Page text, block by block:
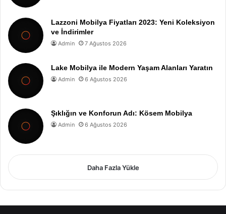
Lazzoni Mobilya Fiyatları 2023: Yeni Koleksiyon
ve İndirimler
Admin 7 Ağustos 2026
Lake Mobilya ile Modern Yaşam Alanları Yaratın
Admin 6 Ağustos 2026
Şıklığın ve Konforun Adı: Kösem Mobilya
Admin 6 Ağustos 2026
Daha Fazla Yükle